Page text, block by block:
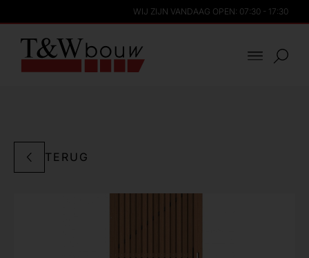
WIJ ZIJN VANDAAG OPEN: 07:30 - 17:30
TERUG